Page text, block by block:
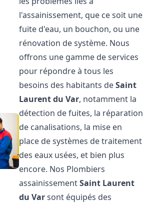
l'assainissement, que ce soit une
fuite d'eau, un bouchon, ou une
rénovation de système. Nous
offrons une gamme de services
pour répondre à tous les
besoins des habitants deSaint
Laurent du Var, notamment la
détection de fuites, la réparation
de canalisations, la mise en
place de systèmes de traitement
des eaux usées, et bien plus
encore. Nos Plombiers
assainissementSaint Laurent
du Varsont équipés des